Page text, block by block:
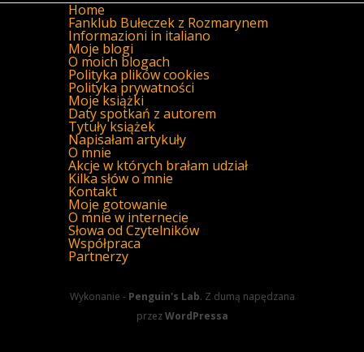
Home
Fanklub Bułeczek z Rozmarynem
Informazioni in italiano
Moje blogi
O moich blogach
Polityka plików cookies
Polityka prywatności
Moje książki
Daty spotkań z autorem
Tytuły książek
Napisałam artykuły
O mnie
Akcje w których brałam udział
Kilka słów o mnie
Kontakt
Moje gotowanie
O mnie w internecie
Słowa od Czytelników
Współpraca
Partnerzy
Wykonanie - Penguin's Lab. Z dumą napędzana
przezWordPressa